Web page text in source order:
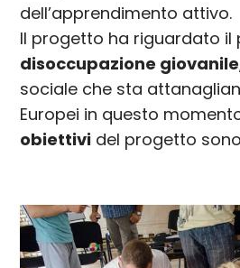
dell’apprendimento attivo.
Il progetto ha riguardato il
disoccupazione giovanile
sociale che sta
Europei in questo
obiettivi del progetto